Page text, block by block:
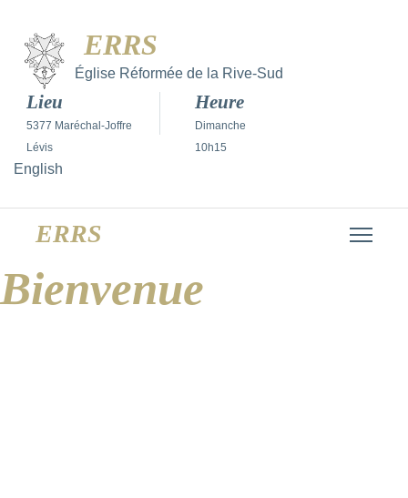
ERRS
Église Réformée de la Rive-Sud
Lieu
5377 Maréchal-Joffre
Lévis
Heure
Dimanche
10h15
Sélectionnez votre langue
English
ERRS
Bienvenue